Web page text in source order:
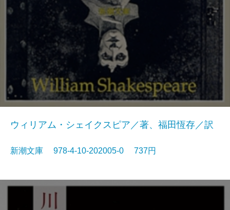
ウィリアム・シェイクスピア／著、福田恆存／訳
新潮文庫 978-4-10-202005-0 737円